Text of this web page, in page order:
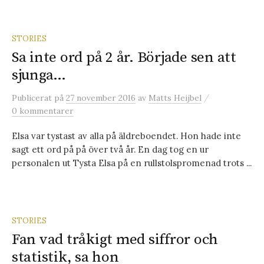
STORIES
Sa inte ord på 2 år. Började sen att
sjunga…
Publicerat på 27 november 2016 av Matts Heijbel /
0 kommentarer
Elsa var tystast av alla på äldreboendet. Hon hade inte
sagt ett ord på på över två år. En dag tog en ur
personalen ut Tysta Elsa på en rullstolspromenad trots ...
STORIES
Fan vad tråkigt med siffror och
statistik, sa hon